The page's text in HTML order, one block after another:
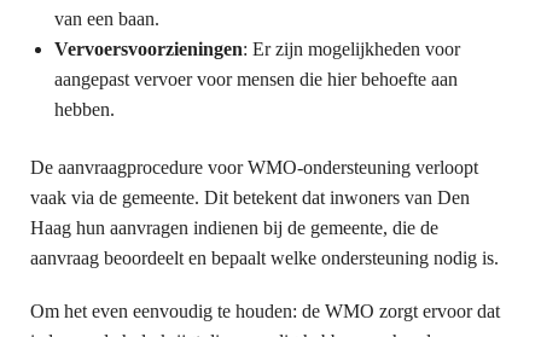
van een baan.
Vervoersvoorzieningen: Er zijn mogelijkheden voor
aangepast vervoer voor mensen die hier behoefte aan
hebben.
De aanvraagprocedure voor WMO-ondersteuning verloopt
vaak via de gemeente. Dit betekent dat inwoners van Den
Haag hun aanvragen indienen bij de gemeente, die de
aanvraag beoordeelt en bepaalt welke ondersteuning nodig is.
Om het even eenvoudig te houden: de WMO zorgt ervoor dat